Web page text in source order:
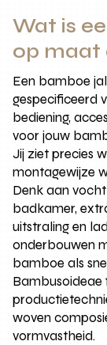
Wat is
op maat
Een bamboe
gespecificeerd
bediening,
voor jouw
Jij ziet precies
montagewijze
Denk aan
badkamer,
uitstraling en
onderbouwen
bamboe als
Bambusoideae
woven
vormvastheid.